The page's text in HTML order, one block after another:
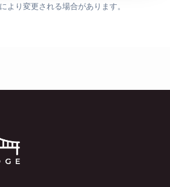
より変更される場合があります。